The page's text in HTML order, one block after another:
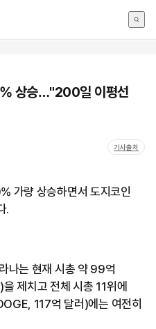
상승…"200일 이평선
기사출처
가량 상승하면서 도지코인
.
나는 현재 시총 약 99억
제치고 전체 시총 11위에
117억 달러)에는 여전히